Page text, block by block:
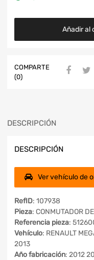
Añadir al
COMPARTE
(0)
DESCRIPCIÓN
DESCRIPCIÓN
Ver vehículo de
RefID: 107938
Pieza: CONMUTADOR
Referencia pieza:
Vehículo: RENAULT
2013
Año fabricación: 2012